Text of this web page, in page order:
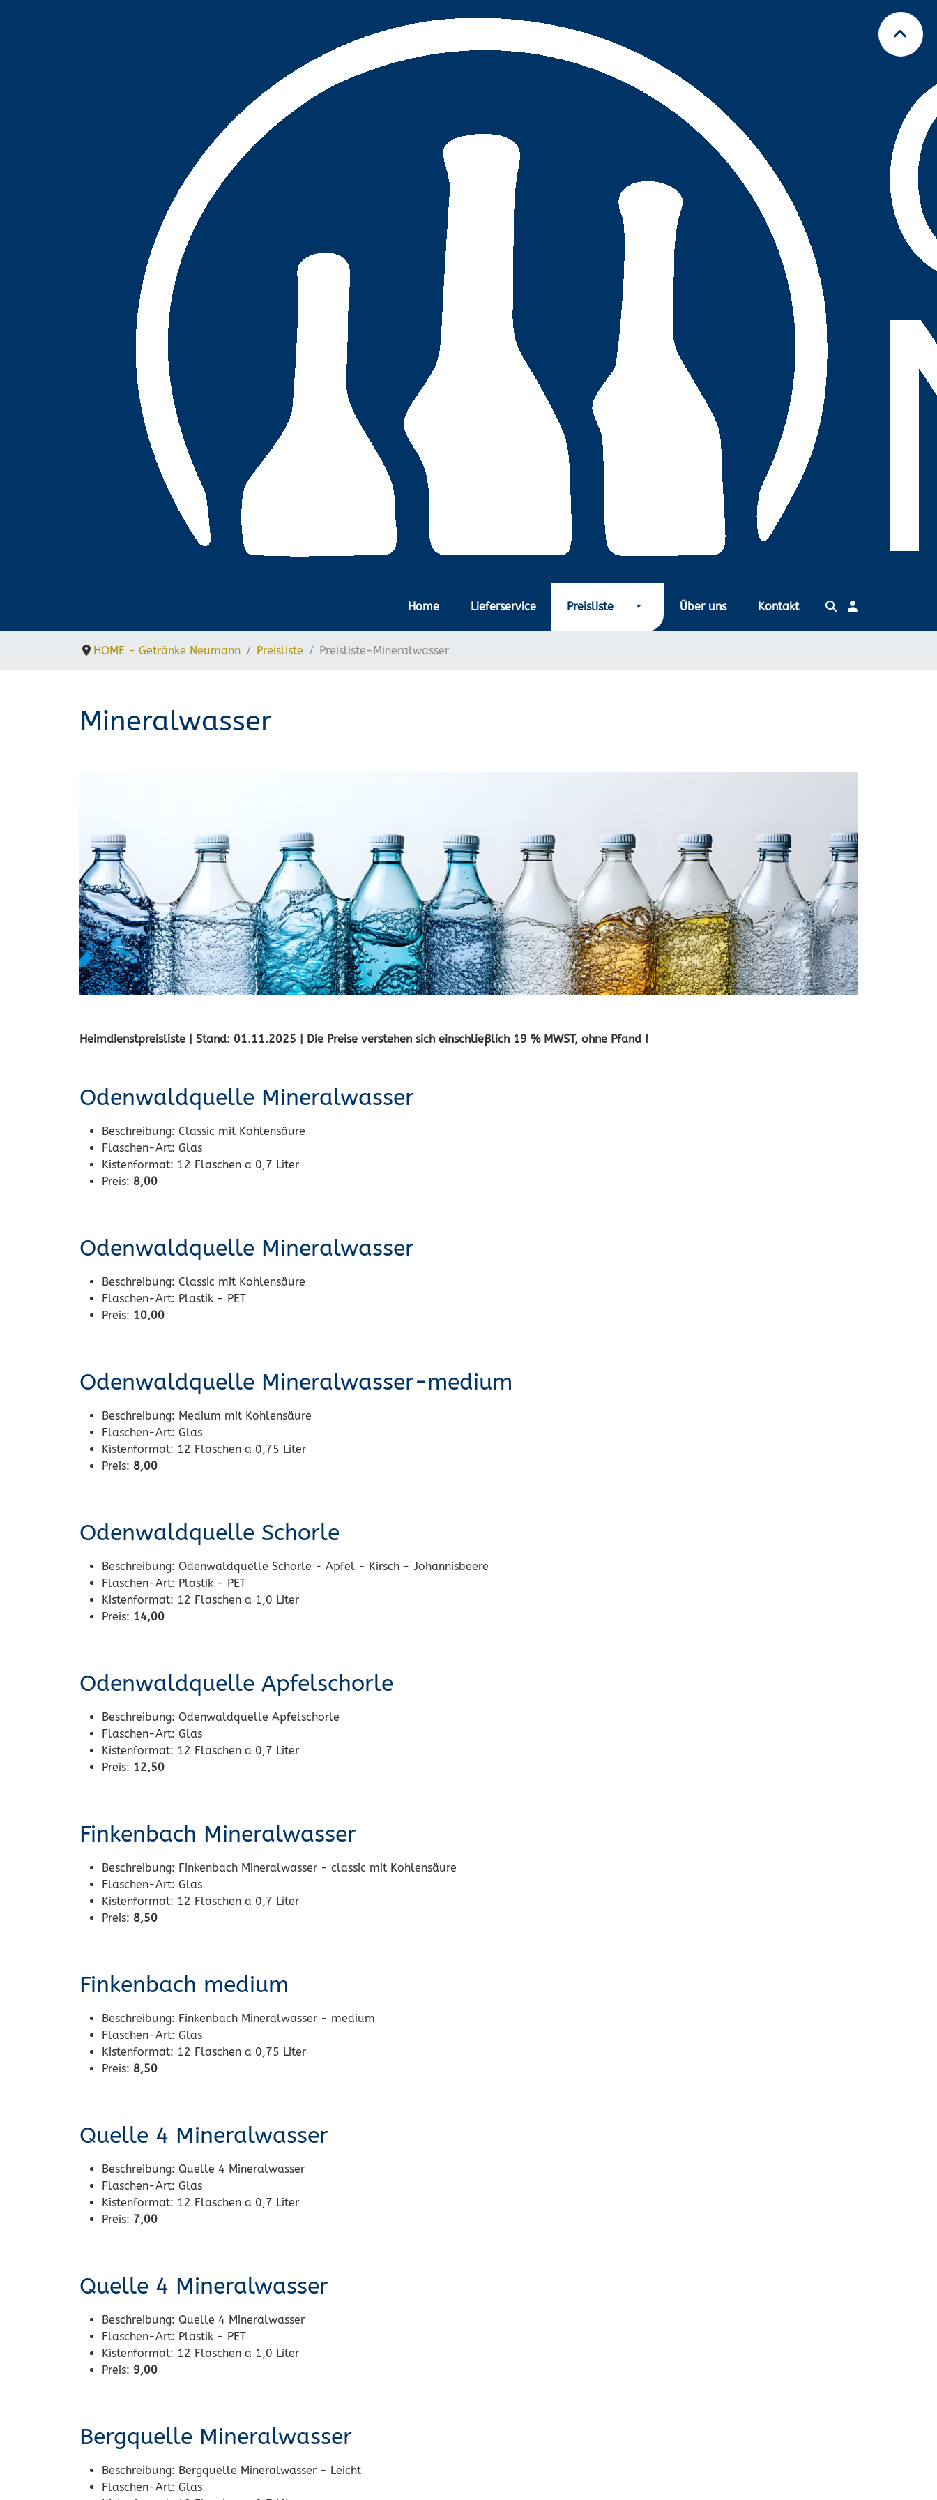
Home Lieferservice Preisliste Über uns Kontakt
HOME - Getränke Neumann Preisliste Preisliste-Mineralwasser
Mineralwasser
Heimdienstpreisliste | Stand: 01.11.2025 | Die Preise verstehen sich einschließlich 19 % MWST, ohne Pfand !
Odenwaldquelle Mineralwasser
Beschreibung: Classic mit Kohlensäure
Flaschen-Art: Glas
Kistenformat: 12 Flaschen a 0,7 Liter
Preis: 8,00
Odenwaldquelle Mineralwasser
Beschreibung: Classic mit Kohlensäure
Flaschen-Art: Plastik - PET
Preis: 10,00
Odenwaldquelle Mineralwasser-medium
Beschreibung: Medium mit Kohlensäure
Flaschen-Art: Glas
Kistenformat: 12 Flaschen a 0,75 Liter
Preis: 8,00
Odenwaldquelle Schorle
Beschreibung: Odenwaldquelle Schorle - Apfel - Kirsch - Johannisbeere
Flaschen-Art: Plastik - PET
Kistenformat: 12 Flaschen a 1,0 Liter
Preis: 14,00
Odenwaldquelle Apfelschorle
Beschreibung: Odenwaldquelle Apfelschorle
Flaschen-Art: Glas
Kistenformat: 12 Flaschen a 0,7 Liter
Preis: 12,50
Finkenbach Mineralwasser
Beschreibung: Finkenbach Mineralwasser - classic mit Kohlensäure
Flaschen-Art: Glas
Kistenformat: 12 Flaschen a 0,7 Liter
Preis: 8,50
Finkenbach medium
Beschreibung: Finkenbach Mineralwasser - medium
Flaschen-Art: Glas
Kistenformat: 12 Flaschen a 0,75 Liter
Preis: 8,50
Quelle 4 Mineralwasser
Beschreibung: Quelle 4 Mineralwasser
Flaschen-Art: Glas
Kistenformat: 12 Flaschen a 0,7 Liter
Preis: 7,00
Quelle 4 Mineralwasser
Beschreibung: Quelle 4 Mineralwasser
Flaschen-Art: Plastik - PET
Kistenformat: 12 Flaschen a 1,0 Liter
Preis: 9,00
Bergquelle Mineralwasser
Beschreibung: Bergquelle Mineralwasser - Leicht
Flaschen-Art: Glas